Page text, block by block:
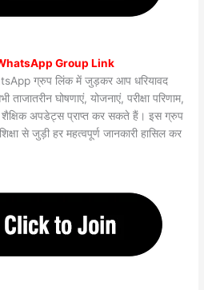
WhatsApp Group Link
ग्रुप लिंक में जुड़कर आप धरियावद
घोषणाएं, योजनाएं, परीक्षा परिणाम,
शैक्षिक अपडेट्स प्राप्त कर सकते हैं। इस ग्रुप
से जुड़ी हर महत्वपूर्ण जानकारी हासिल कर